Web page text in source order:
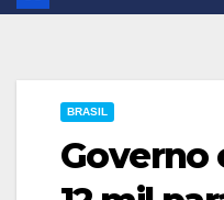
BRASIL
Governo